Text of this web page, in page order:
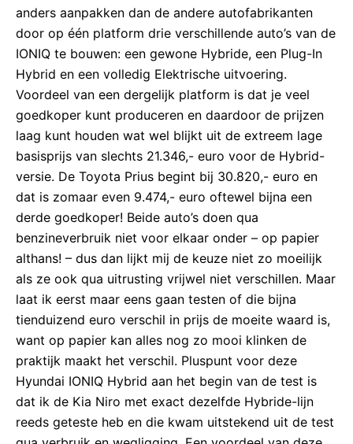
anders aanpakken dan de andere autofabrikanten
door op één platform drie verschillende auto’s van de
IONIQ te bouwen: een gewone Hybride, een Plug-In
Hybrid en een volledig Elektrische uitvoering.
Voordeel van een dergelijk platform is dat je veel
goedkoper kunt produceren en daardoor de prijzen
laag kunt houden wat wel blijkt uit de extreem lage
basisprijs van slechts 21.346,- euro voor de Hybrid-
versie. De Toyota Prius begint bij 30.820,- euro en
dat is zomaar even 9.474,- euro oftewel bijna een
derde goedkoper! Beide auto’s doen qua
benzineverbruik niet voor elkaar onder – op papier
althans! – dus dan lijkt mij de keuze niet zo moeilijk
als ze ook qua uitrusting vrijwel niet verschillen. Maar
laat ik eerst maar eens gaan testen of die bijna
tienduizend euro verschil in prijs de moeite waard is,
want op papier kan alles nog zo mooi klinken de
praktijk maakt het verschil. Pluspunt voor deze
Hyundai IONIQ Hybrid aan het begin van de test is
dat ik de Kia Niro met exact dezelfde Hybride-lijn
reeds geteste heb en die kwam uitstekend uit de test